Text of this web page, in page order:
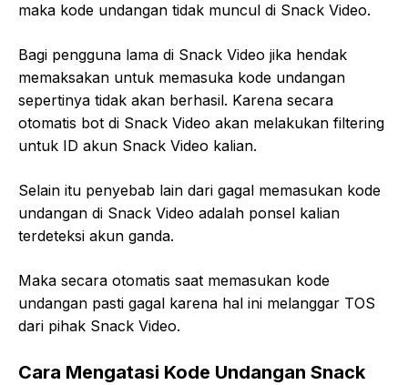
maka kode undangan tidak muncul di Snack Video.
Bagi pengguna lama di Snack Video jika hendak
memaksakan untuk memasuka kode undangan
sepertinya tidak akan berhasil. Karena secara
otomatis bot di Snack Video akan melakukan filtering
untuk ID akun Snack Video kalian.
Selain itu penyebab lain dari gagal memasukan kode
undangan di Snack Video adalah ponsel kalian
terdeteksi akun ganda.
Maka secara otomatis saat memasukan kode
undangan pasti gagal karena hal ini melanggar TOS
dari pihak Snack Video.
Cara Mengatasi Kode Undangan Snack